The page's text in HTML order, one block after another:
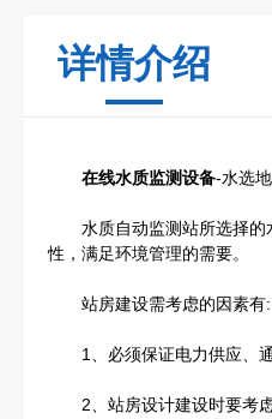
详情介绍
在线水质监测设备-水选
水质自动监测站所选择的
性，满足环境管理的需要。
站房建设需考虑的因素有:
1、必须保证电力供应、通
2、站房设计建设时要考虑